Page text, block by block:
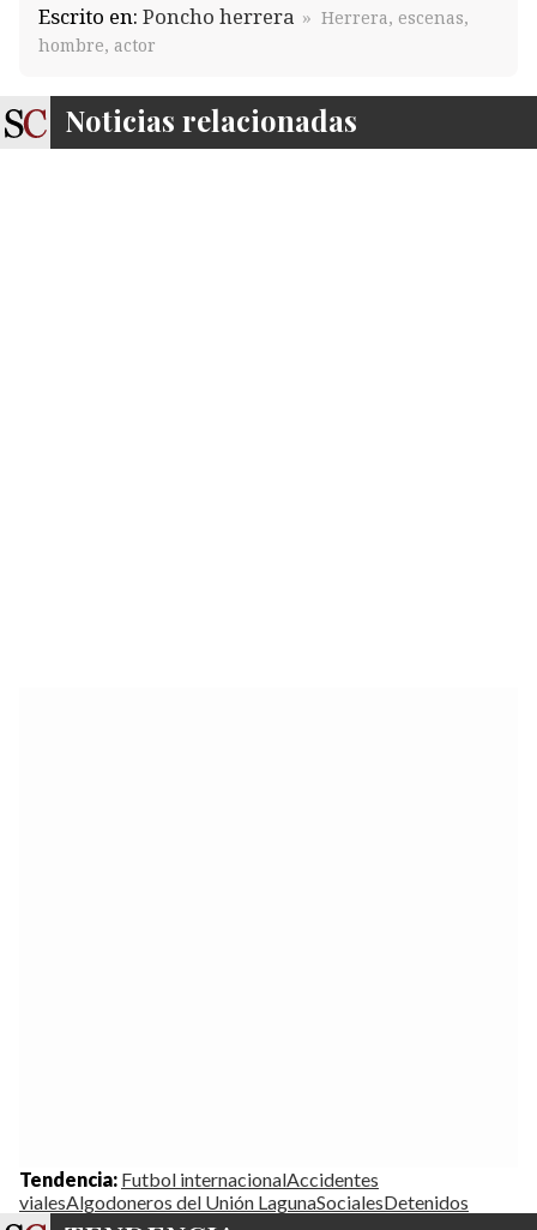
Escrito en: Poncho herrera
Herrera, escenas,
hombre, actor
Noticias relacionadas
Tendencia: Futbol internacionalAccidentes
vialesAlgodoneros del Unión LagunaSocialesDetenidos